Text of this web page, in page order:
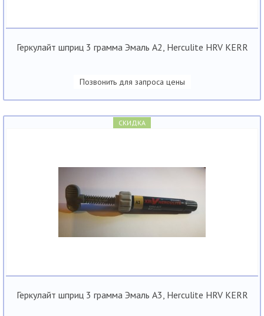
Геркулайт шприц 3 грамма Эмаль А2, Herculite HRV KERR
Позвонить для запроса цены
СКИДКА
Геркулайт шприц 3 грамма Эмаль А3, Herculite HRV KERR